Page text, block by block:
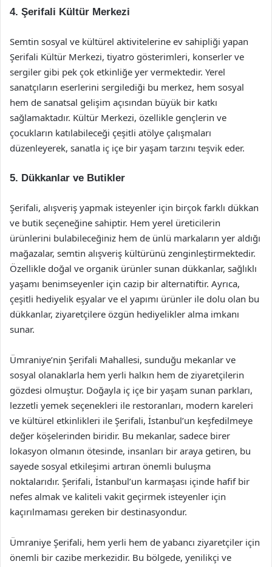
4. Şerifali Kültür Merkezi
Semtin sosyal ve kültürel aktivitelerine ev sahipliği yapan
Şerifali Kültür Merkezi, tiyatro gösterimleri, konserler ve
sergiler gibi pek çok etkinliğe yer vermektedir. Yerel
sanatçıların eserlerini sergilediği bu merkez, hem sosyal
hem de sanatsal gelişim açısından büyük bir katkı
sağlamaktadır. Kültür Merkezi, özellikle gençlerin ve
çocukların katılabileceği çeşitli atölye çalışmaları
düzenleyerek, sanatla iç içe bir yaşam tarzını teşvik eder.
5. Dükkanlar ve Butikler
Şerifali, alışveriş yapmak isteyenler için birçok farklı dükkan
ve butik seçeneğine sahiptir. Hem yerel üreticilerin
ürünlerini bulabileceğiniz hem de ünlü markaların yer aldığı
mağazalar, semtin alışveriş kültürünü zenginleştirmektedir.
Özellikle doğal ve organik ürünler sunan dükkanlar, sağlıklı
yaşamı benimseyenler için cazip bir alternatiftir. Ayrıca,
çeşitli hediyelik eşyalar ve el yapımı ürünler ile dolu olan bu
dükkanlar, ziyaretçilere özgün hediyelikler alma imkanı
sunar.
Ümraniye’nin Şerifali Mahallesi, sunduğu mekanlar ve
sosyal olanaklarla hem yerli halkın hem de ziyaretçilerin
gözdesi olmuştur. Doğayla iç içe bir yaşam sunan parkları,
lezzetli yemek seçenekleri ile restoranları, modern kareleri
ve kültürel etkinlikleri ile Şerifali, İstanbul’un keşfedilmeye
değer köşelerinden biridir. Bu mekanlar, sadece birer
lokasyon olmanın ötesinde, insanları bir araya getiren, bu
sayede sosyal etkileşimi artıran önemli buluşma
noktalarıdır. Şerifali, İstanbul’un karmaşası içinde hafif bir
nefes almak ve kaliteli vakit geçirmek isteyenler için
kaçırılmaması gereken bir destinasyondur.
Ümraniye Şerifali, hem yerli hem de yabancı ziyaretçiler için
önemli bir cazibe merkezidir. Bu bölgede, yenilikçi ve